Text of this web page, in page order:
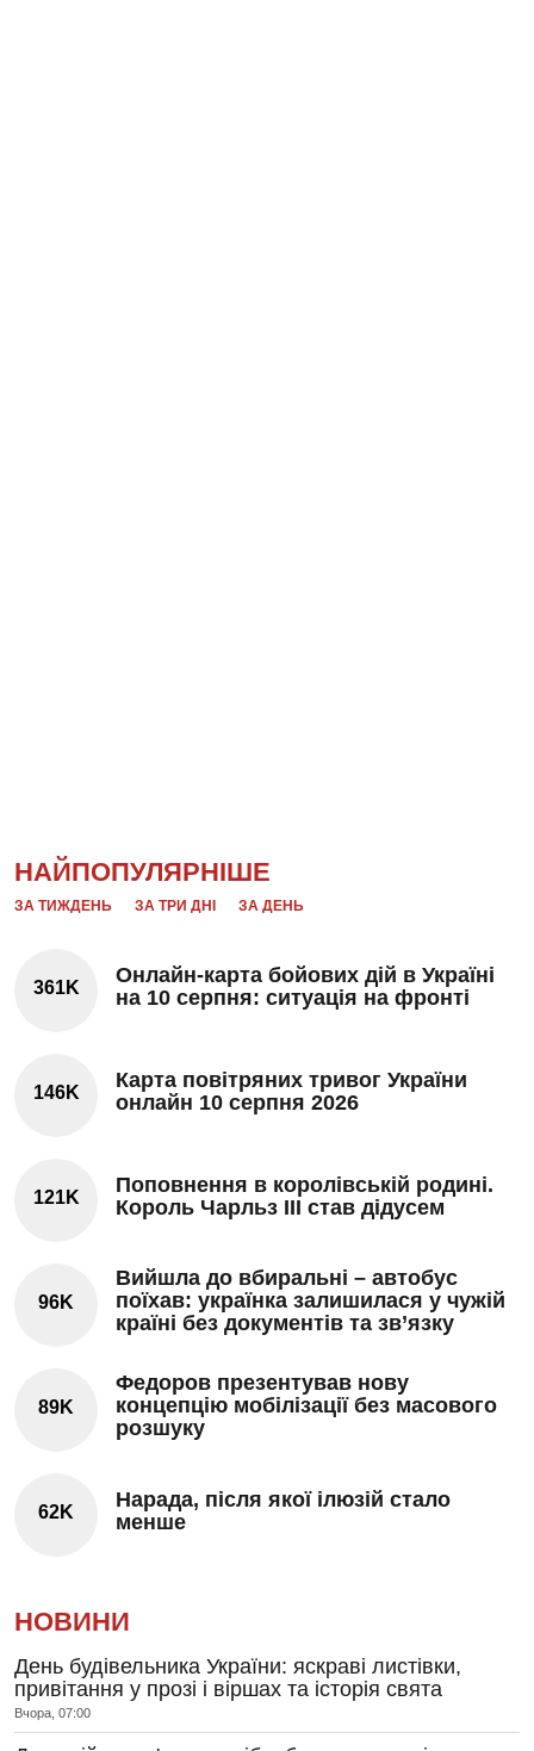
НАЙПОПУЛЯРНІШЕ
ЗА ТИЖДЕНЬ ЗА ТРИ ДНІ ЗА ДЕНЬ
361K
Онлайн-карта бойових дій в Україні
на 10 серпня: ситуація на фронті
146K
Карта повітряних тривог України
онлайн 10 серпня 2026
121K
Поповнення в королівській родині.
Король Чарльз III став дідусем
96K
Вийшла до вбиральні – автобус
поїхав: українка залишилася у чужій
країні без документів та зв’язку
89K
Федоров презентував нову
концепцію мобілізації без масового
розшуку
62K
Нарада, після якої ілюзій стало
менше
НОВИНИ
День будівельника України: яскраві листівки,
привітання у прозі і віршах та історія свята
Вчора, 07:00